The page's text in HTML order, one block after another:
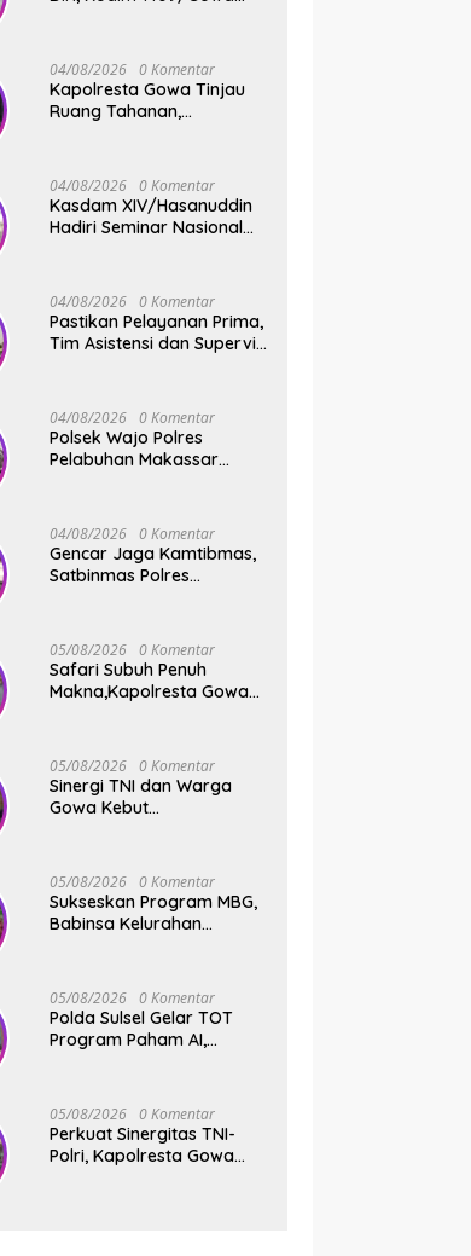
Profesionalisme Prajurit
04/08/2026 0 Komentar
Kapolresta Gowa Tinjau
Ruang Tahanan,
04/08/2026 0 Komentar
Kasdam XIV/Hasanuddin
Hadiri Seminar Nasional
Desa
04/08/2026 0 Komentar
Pastikan Pelayanan Prima,
Tim Asistensi dan Supervisi
Samapta dan Command
Center Polresta Gowa
04/08/2026 0 Komentar
Polsek Wajo Polres
Pelabuhan Makassar
Rawan Cegah Kejahatan
04/08/2026 0 Komentar
Gencar Jaga Kamtibmas,
Satbinmas Polres
Pelabuhan Paotere
05/08/2026 0 Komentar
Safari Subuh Penuh
Makna,Kapolresta Gowa
05/08/2026 0 Komentar
Sinergi TNI dan Warga
Gowa Kebut
Strategis
05/08/2026 0 Komentar
Sukseskan Program MBG,
Babinsa Kelurahan
Langsung Pendampingan
di Sekolah
05/08/2026 0 Komentar
Polda Sulsel Gelar TOT
Program Paham AI,
05/08/2026 0 Komentar
Perkuat Sinergitas TNI-
Polri, Kapolresta Gowa